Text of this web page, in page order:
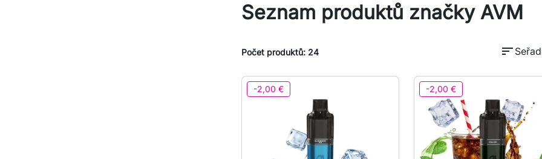
Seznam produktů značky AVM
Počet produktů: 24 sort
-2,00 € -2,00 €